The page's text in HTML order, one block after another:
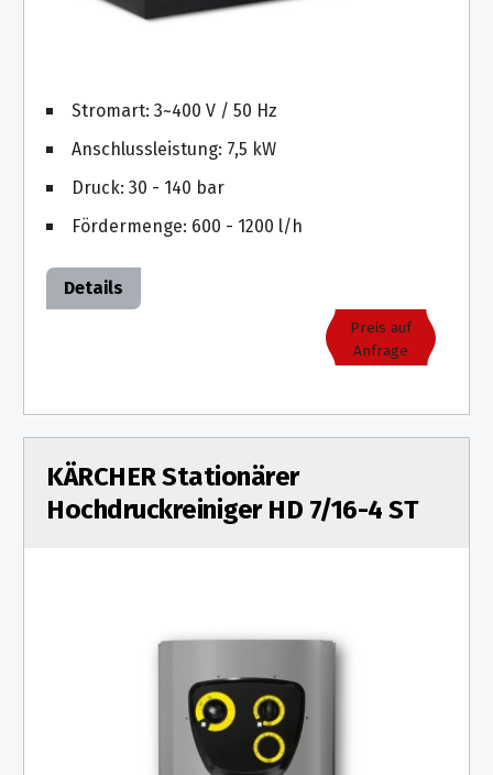
Stromart: 3~400 V / 50 Hz
Anschlussleistung: 7,5 kW
Druck: 30 - 140 bar
Fördermenge: 600 - 1200 l/h
Details
Preis auf
Anfrage
KÄRCHER Stationärer
Hochdruckreiniger HD 7/16-4 ST